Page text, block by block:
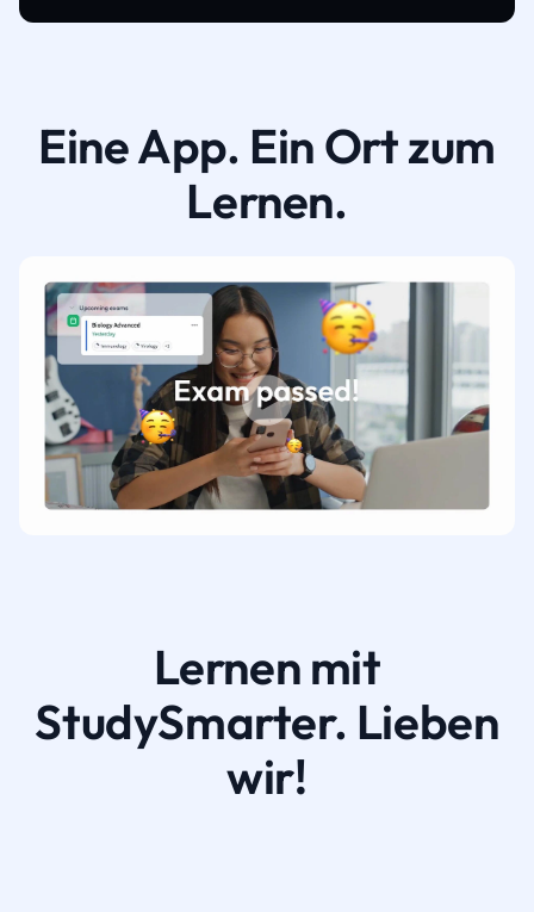
Eine App. Ein Ort zum
Lernen.
Lernen mit
StudySmarter. Lieben
wir!